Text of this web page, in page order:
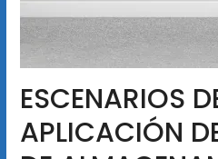
ESCENARIOS
APLICACIÓN